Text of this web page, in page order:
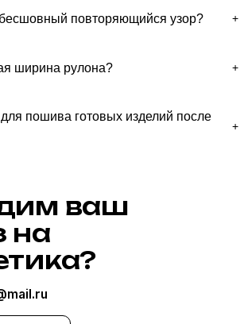
повторяющийся узор?
ширина рулона?
пошива готовых изделий после
ваш
на